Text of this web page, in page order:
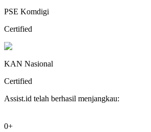
PSE Komdigi
Certified
KAN Nasional
Certified
Assist.id telah berhasil menjangkau:
0+